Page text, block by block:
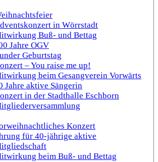
in Wörrstadt
Buß- und Bettag
Jahre OGV
Geburtstag
– You raise me up!
beim Gesangverein Vorwärts
Jahre aktive Sängerin
in der Stadthalle Eschborn
Konzert
für 40-jährige aktive
beim Buß- und Bettag